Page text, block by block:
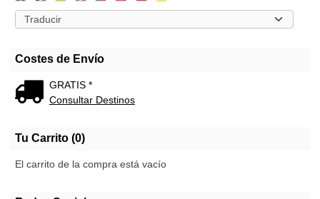
Costes de Envío
GRATIS *
Consultar Destinos
Tu Carrito (0)
El carrito de la compra está vacío